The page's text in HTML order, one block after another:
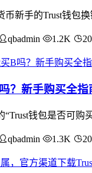
币新手的Trust钱包
qbadmin 1.2K
？新手购买全指
“Trust钱包是否可
qbadmin 1.3K